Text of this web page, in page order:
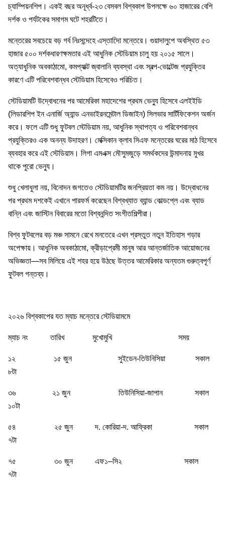
চ্যাম্পিয়নশিপ। একই বছর অনূর্ধ্ব-২৩ বেসবল বিশ্বকাপ উপলক্ষে ৬০ হাজারের বেশি
দর্শক ও পর্যটকের সমাগম ঘটে শহরটিতে।
মন্তেরের সবচেয়ে বড় গর্ব নিঃসন্দেহে এস্তাদিো মন্তেরে। গুয়াদালুপে অবস্থিত ৫৩
হাজার ৫০০ দর্শকধারণক্ষমতার এই আধুনিক স্টেডিয়াম চালু হয় ২০১৫ সালে।
অত্যাধুনিক অবকাঠামো, কমপ্যাক্ট জ্বালানি ব্যবস্থা এবং স্বল্প-ভোল্টেজ প্রযুক্তির
কারণে এটি পরিবেশবান্ধব স্টেডিয়াম হিসেবেও পরিচিত।
স্টেডিয়ামটি উদ্বোধনের পর আমেরিকা মহাদেশের প্রথম ভেন্যু হিসেবে এলইইডি
(লিডারশিপ ইন এনার্জি অ্যান্ড এনভাইরনমেন্টাল ডিজাইন) সিলভার সার্টিফিকেশন অর্জন
করে। ফলে এটি শুধু ফুটবল স্টেডিয়াম নয়, আধুনিক স্থাপত্য ও পরিবেশবান্ধব
প্রযুক্তিরও এক অনন্য উদাহরণ। মেক্সিকান ক্লাব সিএফ মন্তেরের ঘরের মাঠ হিসেবে
ব্যবহার করে এই স্টেডিয়াম। লিগা এমএক্স মৌসুমজুড়ে সমর্থকদের উন্মাদনায় মুখর
থাকে পুরো ভেন্যু।
শুধু খেলাধুলা নয়, বিনোদন জগতেও স্টেডিয়ামটির জনপ্রিয়তা কম নয়। উদ্বোধনের
পর প্রথম দশকেই এখানে পারফর্ম করেছেন বিশ্বখ্যাত ব্যান্ড কোল্ডপ্লে এবং ব্যাড
বান্নি এবং জাস্টিন বিবারের মতো বিশ্বনন্দিত সংগীতশিল্পীরা।
বিশ্ব ফুটবলের বড় মঞ্চ সামনে রেখে মনতেরে এখন প্রস্তুত নতুন ইতিহাস গড়ার
অপেক্ষায়। আধুনিক অবকাঠামো, ক্রীড়াপ্রেমী মানুষ আর আন্তর্জাতিক আয়োজনের
অভিজ্ঞতা—সব মিলিয়ে এই শহর হয়ে উঠছে উত্তর আমেরিকার অন্যতম গুরুত্বপূর্ণ
ফুটবল গন্তব্য।
২০২৬ বিশ্বকাপের যত ম্যাচ মন্তেরে স্টেডিয়ামমে
ম্যাচ নং তারিখ মুখোমুখি সময়
১২ ১৫ জুন সুইডেন-তিউনিসিয়া
সকাল
৮টা
৩৬ ২১ জুন তিউনিসিয়া-জাপান
সকাল
১০টা
৫৪ ২৫ জুন দ. কোরিয়া-দ. আফ্রিকা
সকাল
৭টা
৭৫ ৩০ জুন এফ১–সি২
সকাল
৭টা